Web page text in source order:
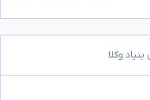
وکلا